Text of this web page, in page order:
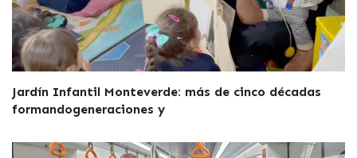
Jardín Infantil Monteverde: más de cinco décadas
formandogeneraciones y